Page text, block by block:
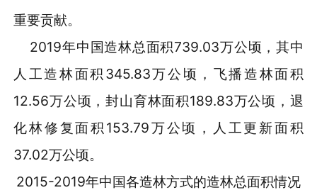
重要贡献。
2019年中国造林总面积739.03万公顷，其中
人工造林面积345.83万公顷，飞播造林面积
12.56万公顷，封山育林面积189.83万公顷，退
化林修复面积153.79万公顷，人工更新面积
37.02万公顷。
2015-2019年中国各造林方式的造林总面积情况